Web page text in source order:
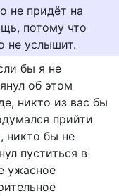
не придёт на
потому что
не услышит.
бы я не
об этом
никто из вас бы
прийти
никто бы не
пуститься в
ужасное